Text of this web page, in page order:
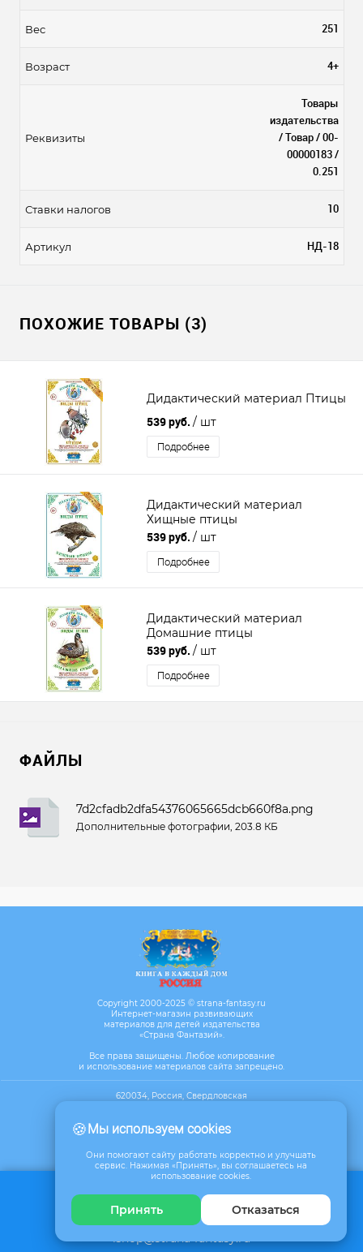
Вес 251
Возраст 4+
Реквизиты
Товары
издательства
/ Товар / 00-
00000183 /
0.251
Ставки налогов 10
Артикул НД-18
ПОХОЖИЕ ТОВАРЫ (3)
Дидактический материал Птицы
539 руб. / шт
Подробнее
Дидактический материал
Хищные птицы
539 руб. / шт
Подробнее
Дидактический материал
Домашние птицы
539 руб. / шт
Подробнее
ФАЙЛЫ
7d2cfadb2dfa54376065665dcb660f8a.png
Дополнительные фотографии, 203.8 КБ
Copyright 2000-2025 © strana-fantasy.ru
Интернет-магазин развивающих
материалов для детей издательства
«Страна Фантазий».
Все права защищены. Любое копирование
и использование материалов сайта запрещено.
620034, Россия, Свердловская
Посмотреть на карте
🍪Мы используем cookies
Они помогают сайту работать корректно и улучшать
сервис. Нажимая «Принять», вы соглашаетесь на
использование cookies.
Принять Отказаться
Обратная связь
8 (800) 350 62 72
+7 (343) 367-45-40
Пн.Пт.: с 8:00 до 17:00 (мск.)
ishop@strana-fantasy.ru